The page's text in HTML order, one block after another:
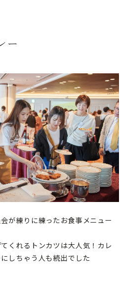
ー
が練りに練ったお食事メニュー
くれるトンカツは大人気！カレ
しちゃう人も続出でした